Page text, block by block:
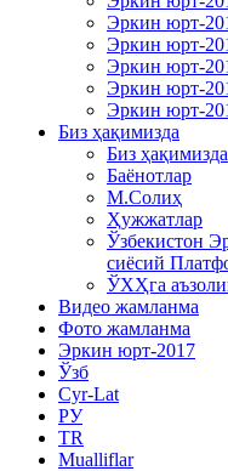
Эркин юрт-
Эркин юрт-
Эркин юрт-
Эркин юрт-
Эркин юрт-
Биз ҳақимизда
Биз ҳақимизда
Баёнотлар
М.Солиҳ
Ҳужжатлар
Ўзбекистон
сиёсий
ЎХҲга
Видео жамланма
Фото жамланма
Эркин юрт-2017
Ўзб
Cyr-Lat
РУ
TR
Mualliflar